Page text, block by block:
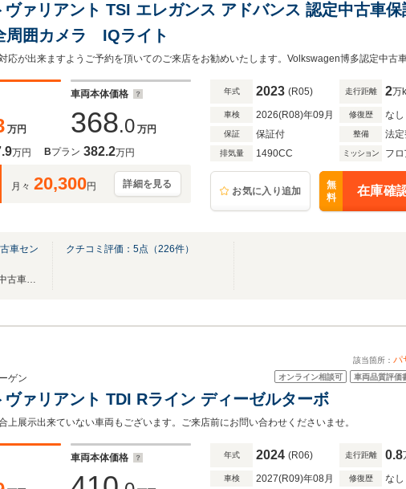
ヴァリアント TSI エレガンス アドバンス 認定中古車
囲カメラ IQライト
万円
車両本体価格
368.0 万円
万円 Bプラン 382.2万円
月々 20,300円 詳細を見る
年式 2023 (R05) 走行距離 2万
車検 2026(R08)年09月 修復歴 なし
保証 保証付 整備 法
排気量 1490CC ミッション フ
お気に入り追加
無
料
在庫確
車セン
正規ディーラー フォルクスワーゲン博多認定中古車センター
クチコミ評価： 5点（226件）
該当箇所： パ
オンライン相談可 車両品質評価
ゲン
ヴァリアント TDI Rライン ディーゼルターボ
上展示出来ていない車両もございます。ご来店前にお問い合わせくださいませ。
車両本体価格 年式 2024 (R06) 走行距離 0.8
車検 2027(R09)年08月 修復歴 なし